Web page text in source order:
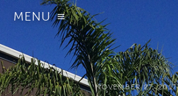
MENU
NOVEMBER 27, 2017